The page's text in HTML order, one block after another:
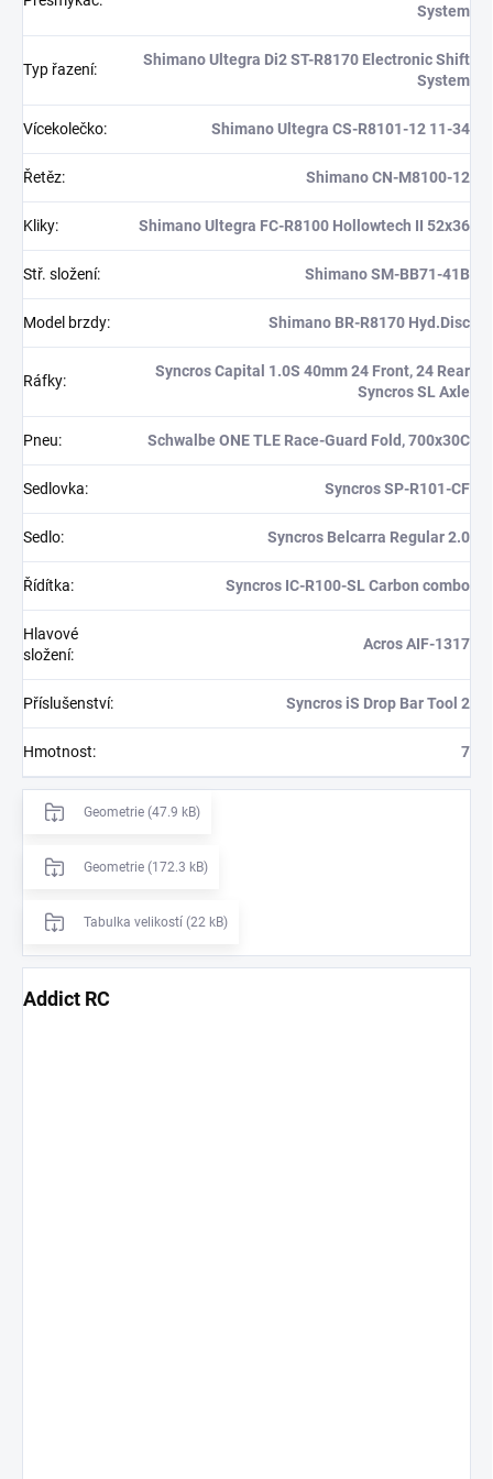
System
Typ řazení:
Shimano Ultegra Di2 ST-R8170 Electronic Shift
System
Vícekolečko: Shimano Ultegra CS-R8101-12 11-34
Řetěz: Shimano CN-M8100-12
Kliky: Shimano Ultegra FC-R8100 Hollowtech II 52x36
Stř. složení: Shimano SM-BB71-41B
Model brzdy: Shimano BR-R8170 Hyd.Disc
Ráfky:
Syncros Capital 1.0S 40mm 24 Front, 24 Rear
Syncros SL Axle
Pneu: Schwalbe ONE TLE Race-Guard Fold, 700x30C
Sedlovka: Syncros SP-R101-CF
Sedlo: Syncros Belcarra Regular 2.0
Řídítka: Syncros IC-R100-SL Carbon combo
Hlavové
složení:
Acros AIF-1317
Příslušenství: Syncros iS Drop Bar Tool 2
Hmotnost: 7
Geometrie (47.9 kB)
Geometrie (172.3 kB)
Tabulka velikostí (22 kB)
Addict RC